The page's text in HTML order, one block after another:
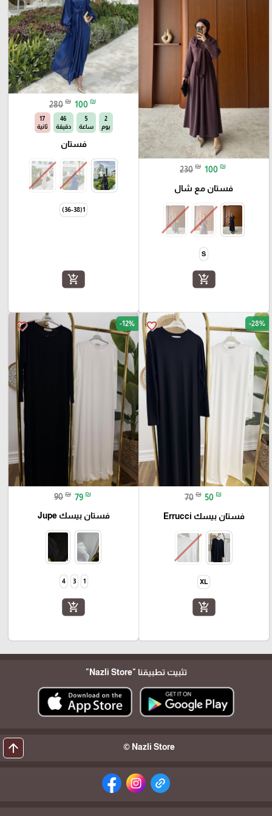
230 ₪ 100 ₪
فستان مع شال
S
add_shopping_cart
280 ₪ 100 ₪
2
يوم
5
ساعة
46
دقيقة
16
ثانية
فستان
1(36-38)
add_shopping_cart
favorite_border -28%
70 ₪ 50 ₪
فستان بيسك Errucci
XL
add_shopping_cart
favorite_border -12%
90 ₪ 79 ₪
فستان بيسك Jupe
1
3
4
add_shopping_cart
تثبيت تطبيقنا "Nazli Store"
Nazli Store ©
arrow_upward